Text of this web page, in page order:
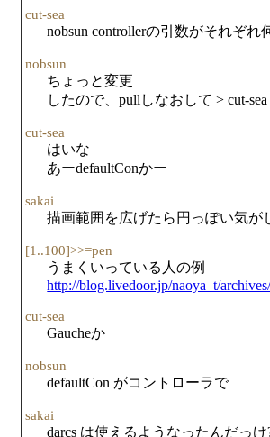
cut-sea
nobsun controllerの引数がそれぞ
nobsun
ちょっと変更
したので、pullしなおして > cut-sea
cut-sea
はいな
あーdefaultConかー
sakai
描画範囲を広げたら円っぽい気が
[1..100]>>=pen
うまくいっている人の例
http://blog.livedoor.jp/naoya_t/
cut-sea
Gaucheか
nobsun
defaultCon がコントローラで
sakai
darcs は使えるようなったんだっけ